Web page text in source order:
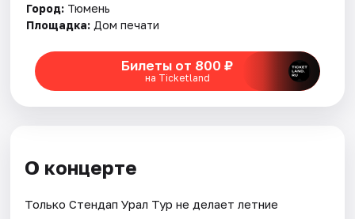
Рейтинги
Город: Тюмень
Площадка: Дом печати
Билеты от 800 ₽
на Ticketland
О концерте
Только Стендап Урал Тур не делает летние